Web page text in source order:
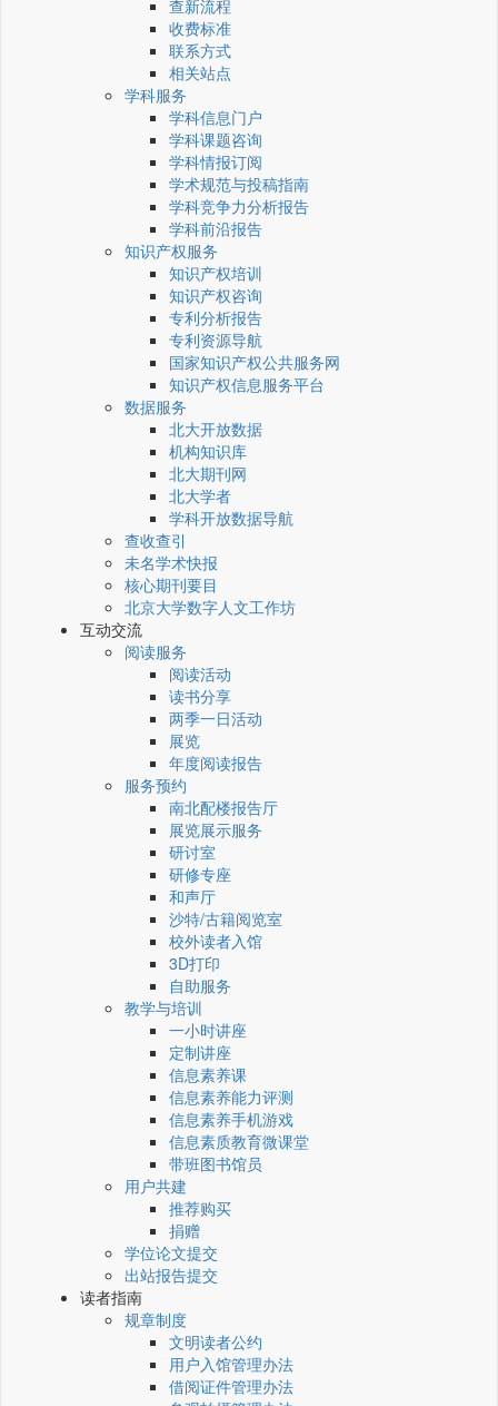
查新流程
收费标准
联系方式
相关站点
学科服务
学科信息门户
学科课题咨询
学科情报订阅
学术规范与投稿指南
学科竞争力分析报告
学科前沿报告
知识产权服务
知识产权培训
知识产权咨询
专利分析报告
专利资源导航
国家知识产权公共服务网
知识产权信息服务平台
数据服务
北大开放数据
机构知识库
北大期刊网
北大学者
学科开放数据导航
查收查引
未名学术快报
核心期刊要目
北京大学数字人文工作坊
互动交流
阅读服务
阅读活动
读书分享
两季一日活动
展览
年度阅读报告
服务预约
南北配楼报告厅
展览展示服务
研讨室
研修专座
和声厅
沙特/古籍阅览室
校外读者入馆
3D打印
自助服务
教学与培训
一小时讲座
定制讲座
信息素养课
信息素养能力评测
信息素养手机游戏
信息素质教育微课堂
带班图书馆员
用户共建
推荐购买
捐赠
学位论文提交
出站报告提交
读者指南
规章制度
文明读者公约
用户入馆管理办法
借阅证件管理办法